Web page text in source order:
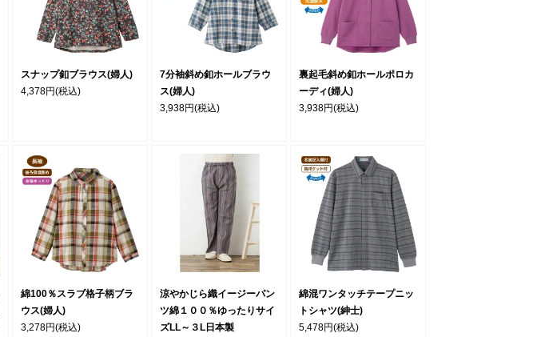
スナップ釦ブラウス(婦人)
4,378円(税込)
7分袖斜め釦ホールブラウ
ス(婦人)
3,938円(税込)
裏起毛斜め釦ホールポロカ
ーディ(婦人)
3,938円(税込)
綿100％スラブ格子柄ブラ
ウス(婦人)
3,278円(税込)
涼やかじら織イージーパン
ツ綿１００％ゆったりサイ
ズLL～３L日本製
綿混ワンタッチテープニッ
トシャツ(紳士)
5,478円(税込)